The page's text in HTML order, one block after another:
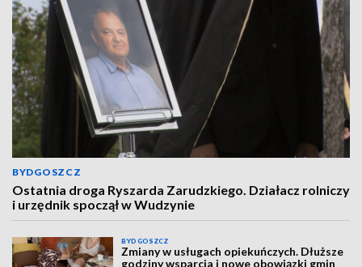
BYDGOSZCZ
Ostatnia droga Ryszarda Zarudzkiego. Działacz rolniczy
i urzędnik spoczął w Wudzynie
BYDGOSZCZ
Zmiany w usługach opiekuńczych. Dłuższe
godziny wsparcia i nowe obowiązki gmin